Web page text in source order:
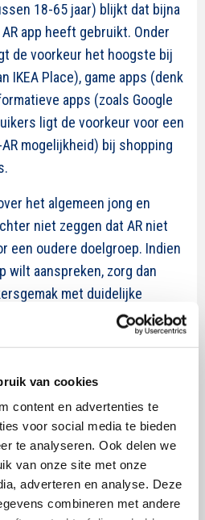
van cookies
content en advertenties te
voor social media te bieden
te analyseren. Ook delen we
van onze site met onze
adverteren en analyse. Deze
combineren met andere
18-65 jaar) blijkt dat bijna
app heeft gebruikt. Onder
de voorkeur het hoogste bij
IKEA Place), game apps (denk
apps (zoals Google
ligt de voorkeur voor een
mogelijkheid) bij shopping
het algemeen jong en
niet zeggen dat AR niet
een oudere doelgroep. Indien
wilt aanspreken, zorg dan
met duidelijke
Roos staat kort stil bij de
SWOCC-publicatie 82 :
campagne. De belangrijkste
zowel entertainment waarde
zodat het een toevoeging
is het belangrijk dat
mogelijk uitziet.